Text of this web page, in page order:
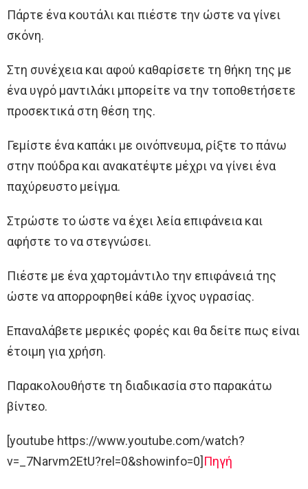
Πάρτε ένα κουτάλι και πιέστε την ώστε να γίνει
σκόνη.
Στη συνέχεια και αφού καθαρίσετε τη θήκη της με
ένα υγρό μαντιλάκι μπορείτε να την τοποθετήσετε
προσεκτικά στη θέση της.
Γεμίστε ένα καπάκι με οινόπνευμα, ρίξτε το πάνω
στην πούδρα και ανακατέψτε μέχρι να γίνει ένα
παχύρευστο μείγμα.
Στρώστε το ώστε να έχει λεία επιφάνεια και
αφήστε το να στεγνώσει.
Πιέστε με ένα χαρτομάντιλο την επιφάνειά της
ώστε να απορροφηθεί κάθε ίχνος υγρασίας.
Επαναλάβετε μερικές φορές και θα δείτε πως είναι
έτοιμη για χρήση.
Παρακολουθήστε τη διαδικασία στο παρακάτω
βίντεο.
[youtube https://www.youtube.com/watch?
v=_7Narvm2EtU?rel=0&showinfo=0] Πηγή